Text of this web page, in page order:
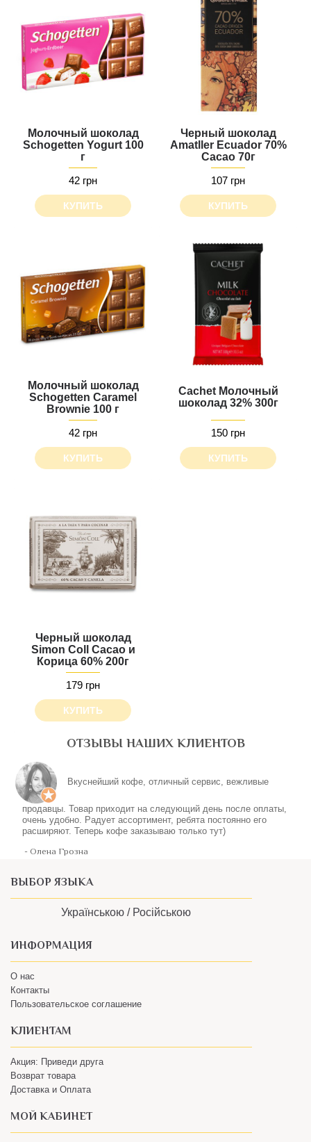
Молочный шоколад
Schogetten Yogurt 100
г
42 грн
КУПИТЬ
Черный шоколад
Amatller Ecuador 70%
Cacao 70г
107 грн
КУПИТЬ
Молочный шоколад
Schogetten Caramel
Brownie 100 г
42 грн
КУПИТЬ
Cachet Молочный
шоколад 32% 300г
150 грн
КУПИТЬ
Черный шоколад
Simon Coll Cacao и
Корица 60% 200г
179 грн
КУПИТЬ
ОТЗЫВЫ НАШИХ КЛИЕНТОВ
Все понравилось, шоколадка в подарок особенно.
Будет классно, если появится опция самовывоза
- Елена Поципух
ВЫБОР ЯЗЫКА
Пользовательское соглашение
КЛИЕНТАМ
Доставка и Оплата
МОЙ КАБИНЕТ